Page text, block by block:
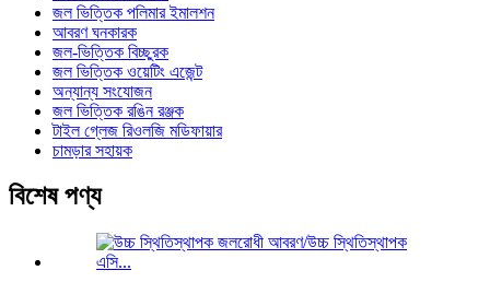
জল ভিত্তিক পলিমার ইমালশন
আবরণ ঘনকারক
জল-ভিত্তিক বিচ্ছুরক
জল ভিত্তিক ওয়েটিং এজেন্ট
অন্যান্য সংযোজন
জল ভিত্তিক রঙিন রঞ্জক
টাইল গ্লেজ রিওলজি মডিফায়ার
চামড়ার সহায়ক
বিশেষ পণ্য